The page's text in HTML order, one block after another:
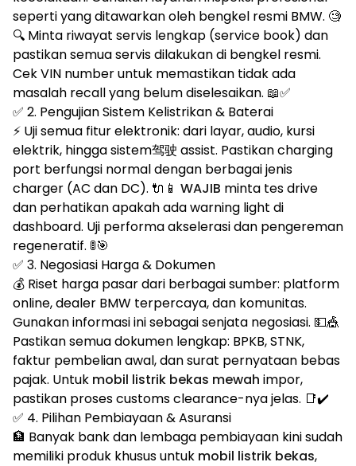
seperti yang ditawarkan oleh bengkel resmi BMW. 🧐
🔍 Minta riwayat servis lengkap (service book) dan
pastikan semua servis dilakukan di bengkel resmi.
Cek VIN number untuk memastikan tidak ada
masalah recall yang belum diselesaikan. 📖✅
✅ 2. Pengujian Sistem Kelistrikan & Baterai
⚡ Uji semua fitur elektronik: dari layar, audio, kursi
elektrik, hingga sistem驾驶 assist. Pastikan charging
port berfungsi normal dengan berbagai jenis
charger (AC dan DC). 🔌📱 WAJIB minta tes drive
dan perhatikan apakah ada warning light di
dashboard. Uji performa akselerasi dan pengereman
regeneratif. 🚦🎯
✅ 3. Negosiasi Harga & Dokumen
💰 Riset harga pasar dari berbagai sumber: platform
online, dealer BMW terpercaya, dan komunitas.
Gunakan informasi ini sebagai senjata negosiasi. 💵🎪
Pastikan semua dokumen lengkap: BPKB, STNK,
faktur pembelian awal, dan surat pernyataan bebas
pajak. Untuk mobil listrik bekas mewah impor,
pastikan proses customs clearance-nya jelas. 📑✔️
✅ 4. Pilihan Pembiayaan & Asuransi
🏦 Banyak bank dan lembaga pembiayaan kini sudah
memiliki produk khusus untuk mobil listrik bekas,